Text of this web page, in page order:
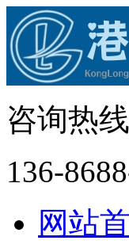
咨询热
136-
网站